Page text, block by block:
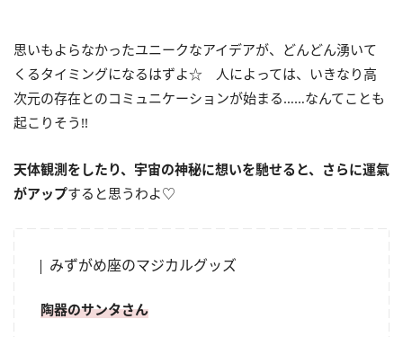
思いもよらなかったユニークなアイデアが、どんどん湧いて
くるタイミングになるはずよ☆ 人によっては、いきなり高
次元の存在とのコミュニケーションが始まる……なんてことも
起こりそう !!
天体観測をしたり、宇宙の神秘に想いを馳せると、さらに運氣
がアップすると思うわよ♡
みずがめ座のマジカルグッズ
陶器のサンタさん